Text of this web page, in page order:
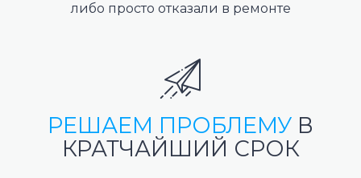
либо просто отказали в ремонте
РЕШАЕМ ПРОБЛЕМУ В
КРАТЧАЙШИЙ СРОК